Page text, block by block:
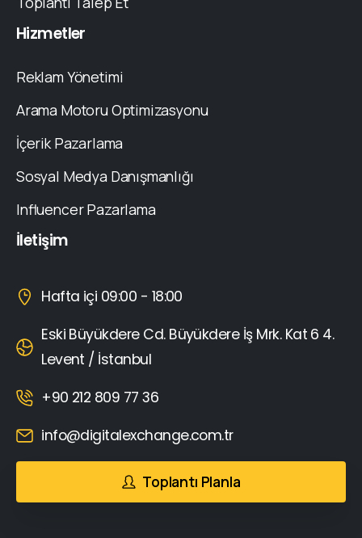
Hizmetler
Reklam Yönetimi
Arama Motoru Optimizasyonu
İçerik Pazarlama
Sosyal Medya Danışmanlığı
Influencer Pazarlama
İletişim
Hafta içi 09:00 - 18:00
Eski Büyükdere Cd. Büyükdere İş Mrk. Kat 6 4.
Levent / İstanbul
+90 212 809 77 36
info@digitalexchange.com.tr
Toplantı Planla